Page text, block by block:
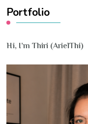
Portfolio
Hi, I’m Thiri (ArielThi)